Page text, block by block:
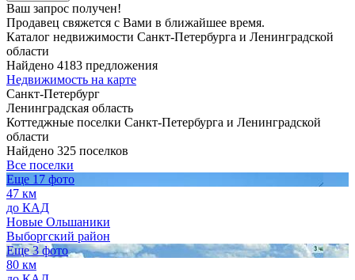
Ваш запрос получен!
Продавец свяжется с Вами в ближайшее время.
Каталог недвижимости Санкт-Петербурга и Ленинградской
области
Найдено 4183 предложения
Недвижимость на карте
Санкт-Петербург
Ленинградская область
Коттеджные поселки Санкт-Петербурга и Ленинградской
области
Найдено 325 поселков
Все поселки
Еще 17 фото
47 км
до КАД
Новые Ольшаники
Выборгский район
Еще 3 фото
80 км